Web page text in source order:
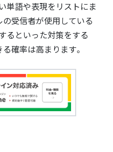
単語や表現をリストにま
の受信者が使用している
るといった対策をする
確率は高まります。